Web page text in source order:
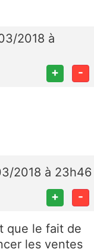
2018 à
+ -
2018 à 23h46
+ -
que le fait de
les ventes